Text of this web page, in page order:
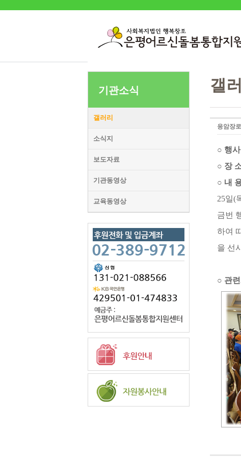
기관소식
갤러리
소식지
보도자료
기관동영상
교육동영상
갤
응암장
○ 행
○ 장
○ 내
25일(
금번
하여
을 선
○ 관